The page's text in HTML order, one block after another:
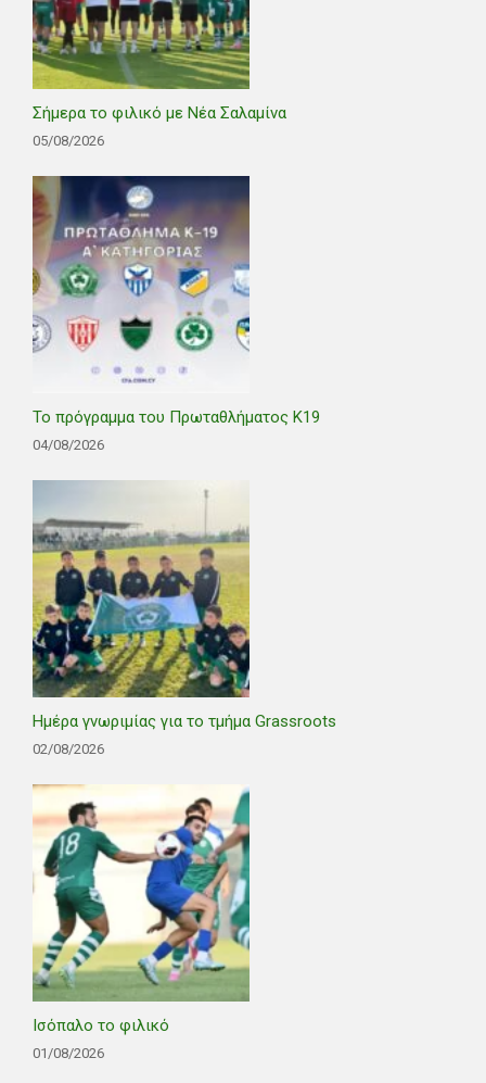
Σήμερα το φιλικό με Νέα Σαλαμίνα
05/08/2026
Το πρόγραμμα του Πρωταθλήματος Κ19
04/08/2026
Ημέρα γνωριμίας για το τμήμα Grassroots
02/08/2026
Ισόπαλο το φιλικό
01/08/2026